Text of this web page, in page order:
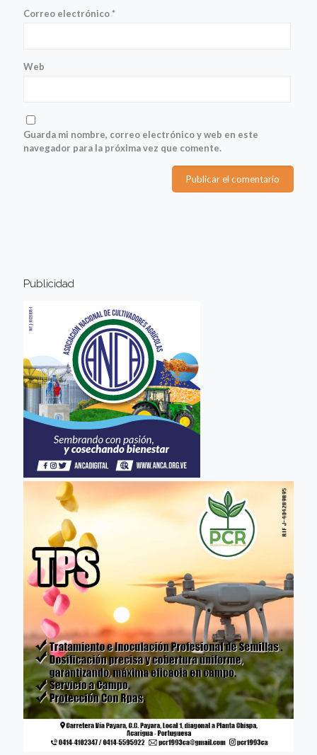
Correo electrónico*
Web
Guarda mi nombre, correo electrónico y web en este
navegador para la próxima vez que comente.
Publicidad